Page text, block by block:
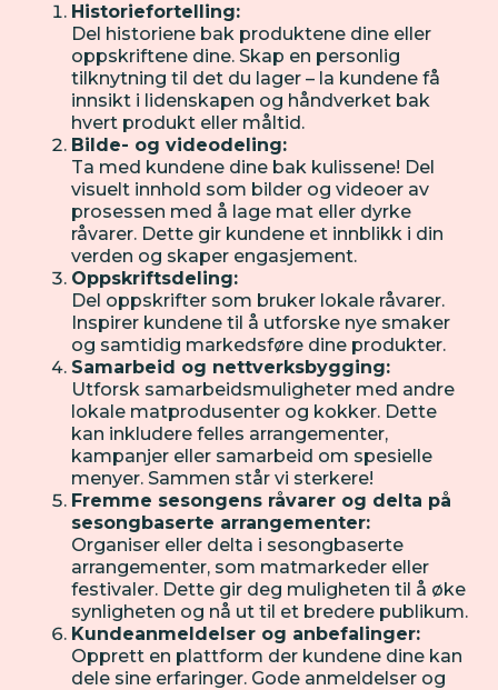
Historiefortelling:
Del historiene bak produktene dine eller
oppskriftene dine. Skap en personlig
tilknytning til det du lager – la kundene få
innsikt i lidenskapen og håndverket bak
hvert produkt eller måltid.
Bilde- og videodeling:
Ta med kundene dine bak kulissene! Del
visuelt innhold som bilder og videoer av
prosessen med å lage mat eller dyrke
råvarer. Dette gir kundene et innblikk i din
verden og skaper engasjement.
Oppskriftsdeling:
Del oppskrifter som bruker lokale råvarer.
Inspirer kundene til å utforske nye smaker
og samtidig markedsføre dine produkter.
Samarbeid og nettverksbygging:
Utforsk samarbeidsmuligheter med andre
lokale matprodusenter og kokker. Dette
kan inkludere felles arrangementer,
kampanjer eller samarbeid om spesielle
menyer. Sammen står vi sterkere!
Fremme sesongens råvarer og delta på
sesongbaserte arrangementer:
Organiser eller delta i sesongbaserte
arrangementer, som matmarkeder eller
festivaler. Dette gir deg muligheten til å øke
synligheten og nå ut til et bredere publikum.
Kundeanmeldelser og anbefalinger:
Opprett en plattform der kundene dine kan
dele sine erfaringer. Gode anmeldelser og